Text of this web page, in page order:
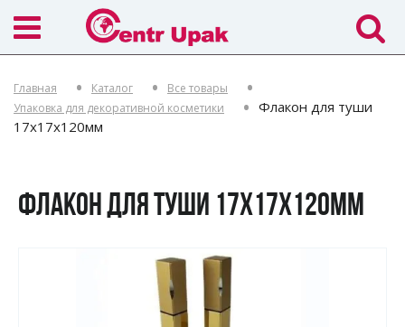
Главная Каталог
Все товары
Упаковка для декоративной косметики
Флакон для туши
17х17х120мм
ФЛАКОН ДЛЯ ТУШИ 17Х17Х120ММ